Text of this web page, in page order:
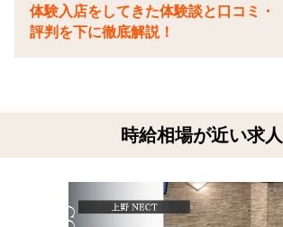
体験入店をしてきた体験談と口コミ・
評判を下に徹底解説！
時給相場が近い求人